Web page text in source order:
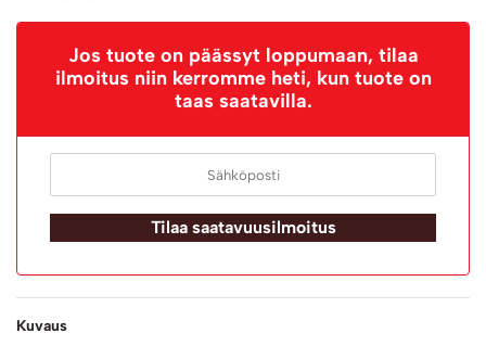
Jos tuote on päässyt loppumaan, tilaa
ilmoitus niin kerromme heti, kun tuote on
taas saatavilla.
Tilaa saatavuusilmoitus
Kuvaus